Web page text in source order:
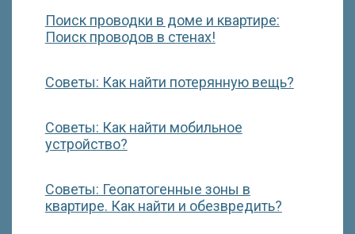
Поиск проводки в доме и квартире:
Поиск проводов в стенах!
Советы: Как найти потерянную вещь?
Советы: Как найти мобильное
устройство?
Советы: Геопатогенные зоны в
квартире. Как найти и обезвредить?